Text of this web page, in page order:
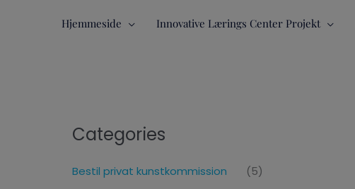
Hjemmeside Innovative Lærings Center Projekt
Categories
Bestil privat kunstkommission
(5)